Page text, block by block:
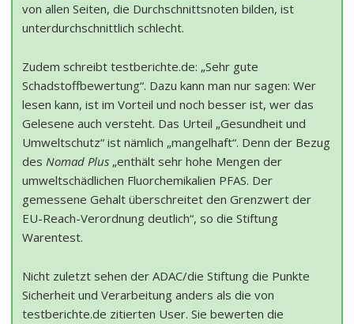
von allen Seiten, die Durchschnittsnoten bilden, ist
unterdurchschnittlich schlecht.
Zudem schreibt testberichte.de: „Sehr gute
Schadstoffbewertung“. Dazu kann man nur sagen: Wer
lesen kann, ist im Vorteil und noch besser ist, wer das
Gelesene auch versteht. Das Urteil „Gesundheit und
Umweltschutz“ ist nämlich „mangelhaft“. Denn der Bezug
des Nomad Plus „enthält sehr hohe Mengen der
umweltschädlichen Fluorchemikalien PFAS. Der
gemessene Gehalt überschreitet den Grenzwert der
EU-Reach-Verordnung deutlich“, so die Stiftung
Warentest.
Nicht zuletzt sehen der ADAC/die Stiftung die Punkte
Sicherheit und Verarbeitung anders als die von
testberichte.de zitierten User. Sie bewerten die